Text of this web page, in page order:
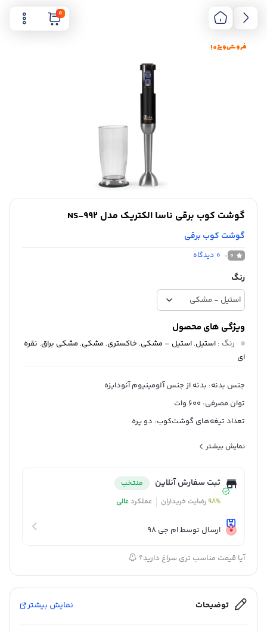
0
فروش ویژه !
گوشت کوب برقی ناسا الکتریک مدل NS-992
گوشت کوب برقی
0
0 دیدگاه
رنگ
ویژگی های محصول
رنگ : استیل,استیل – مشکی, خاکستری, مشکی, مشکی براق, نقره
ای
جنس بدنه: بدنه از جنس آلومینیوم آنودایزه
توان مصرفی: 600 وات
تعداد تیغه‌های گوشت‌کوب: دو پره
نمایش بیشتر
ثبت سفارش آنلاین
منتخب
98%رضایت خریداران عملکردعالی
ارسال توسط ام جی 98
آیا قیمت مناسب تری سراغ دارید؟
توضیحات نمایش بیشتر